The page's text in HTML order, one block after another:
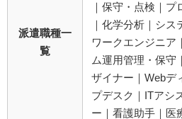
派遣職種一
覧
｜保守・点検｜
｜化学分析｜シス
ワークエンジニア
ム運用管理・保守
ザイナー｜Webデ
プデスク｜ITアシ
ー｜看護助手｜医